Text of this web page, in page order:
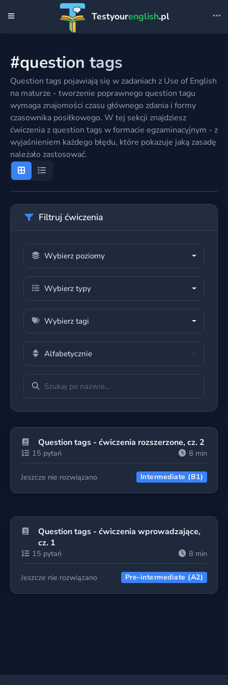
Testyourenglish.pl
#question tags
Question tags pojawiają się w zadaniach z Use of English
na maturze - tworzenie poprawnego question tagu
wymaga znajomości czasu głównego zdania i formy
czasownika posiłkowego. W tej sekcji znajdziesz
ćwiczenia z question tags w formacie egzaminacyjnym - z
wyjaśnieniem każdego błędu, które pokazuje jaką zasadę
należało zastosować.
Filtruj ćwiczenia
Wybierz poziomy
Wybierz typy
Wybierz tagi
Question tags - ćwiczenia rozszerzone, cz. 2
15 pytań 8 min
Jeszcze nie rozwiązano Intermediate (B1)
Question tags - ćwiczenia wprowadzające,
cz. 1
15 pytań 8 min
Jeszcze nie rozwiązano Pre-intermediate (A2)